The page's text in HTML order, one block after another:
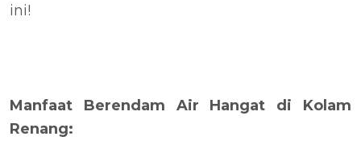
ini!
Manfaat Berendam Air Hangat di Kolam
Renang: